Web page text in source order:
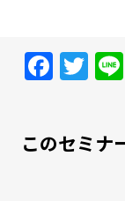
このセミナ